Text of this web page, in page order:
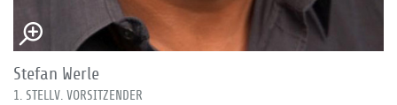
Stefan Werle
1. STELLV. VORSITZENDER